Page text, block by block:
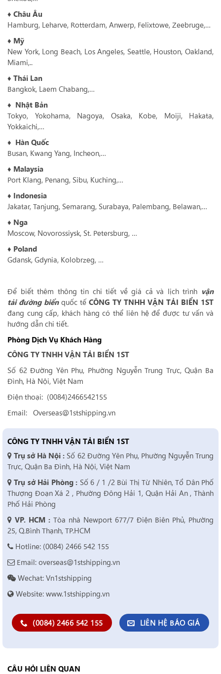
♦ Châu Âu
Hamburg, Leharve, Rotterdam, Anwerp, Felixtowe, Zeebruge,…
♦ Mỹ
New York, Long Beach, Los Angeles, Seattle, Houston, Oakland,
Miami,..
♦ Thái Lan
Bangkok, Laem Chabang,…
♦ Nhật Bản
Tokyo, Yokohama, Nagoya, Osaka, Kobe, Moiji, Hakata,
Yokkaichi,…
♦ Hàn Quốc
Busan, Kwang Yang, Incheon,…
♦ Malaysia
Port Klang, Penang, Sibu, Kuching,…
♦ Indonesia
Jakatar, Tanjung, Semarang, Surabaya, Palembang, Belawan,…
♦ Nga
Moscow, Novorossiysk, St. Petersburg, …
♦ Poland
Gdansk, Gdynia, Kolobrzeg, …
Để biết thêm thông tin chi tiết về giá cả và lịch trình vận
tải đường biểnquốc tế CÔNG TY TNHH VẬN TẢI BIỂN 1ST
đang cung cấp, khách hàng có thể liên hệ để được tư vấn và
hướng dẫn chi tiết.
Phòng Dịch Vụ Khách Hàng
CÔNG TY TNHH VẬN TẢI BIỂN 1ST
Số 62 Đường Yên Phụ, Phường Nguyễn Trung Trực, Quận Ba
Đình, Hà Nội, Việt Nam
Điện thoại: (0084)2466542155
Email: Overseas@1stshipping.vn
CÔNG TY TNHH VẬN TẢI BIỂN 1ST
Trụ sở Hà Nội : Số 62 Đường Yên Phụ, Phường Nguyễn Trung
Trực, Quận Ba Đình, Hà Nội, Việt Nam
Trụ sở Hải Phòng : Số 6 / 1 /2 Bùi Thị Từ Nhiên, Tổ Dân Phố
Thượng Đoạn Xá 2 , Phường Đông Hải 1, Quận Hải An , Thành
Phố Hải Phòng
VP. HCM :Tòa nhà Newport 677/7 Điện Biên Phủ, Phường
25, Q.Bình Thạnh, TP.HCM
Hotline: (0084) 2466 542 155
Email: overseas@1stshipping.vn
Wechat: Vn1stshipping
Website: www.1stshipping.vn
(0084) 2466 542 155 LIÊN HỆ BÁO GIÁ
CÂU HỎI LIÊN QUAN